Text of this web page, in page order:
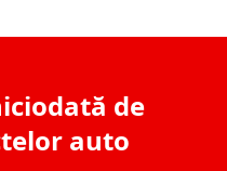
de
auto